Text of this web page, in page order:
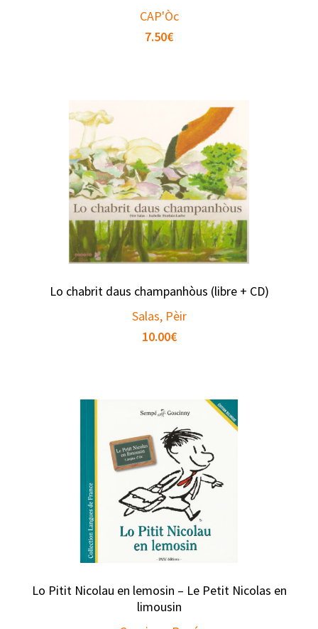
CAP'Òc
7.50€
Lo chabrit daus champanhòus (libre + CD)
Salas, Pèir
10.00€
Lo Pitit Nicolau en lemosin – Le Petit Nicolas en
limousin